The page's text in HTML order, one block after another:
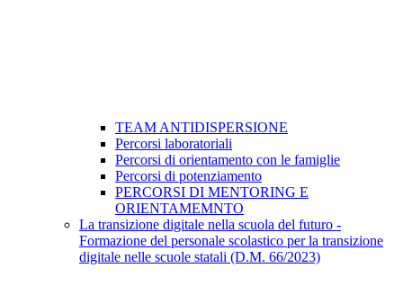
TEAM ANTIDISPERSIONE
Percorsi laboratoriali
Percorsi di orientamento con le famiglie
Percorsi di potenziamento
PERCORSI DI MENTORING E
ORIENTAMEMNTO
La transizione digitale nella scuola del futuro -
Formazione del personale scolastico per la transizione
digitale nelle scuole statali (D.M. 66/2023)